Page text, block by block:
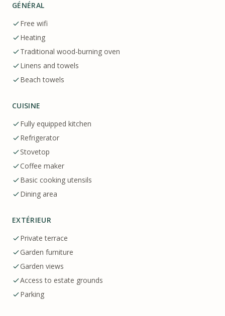
GÉNÉRAL
Free wifi
Heating
Traditional wood-burning oven
Linens and towels
Beach towels
CUISINE
Fully equipped kitchen
Refrigerator
Stovetop
Coffee maker
Basic cooking utensils
Dining area
EXTÉRIEUR
Private terrace
Garden furniture
Garden views
Access to estate grounds
Parking